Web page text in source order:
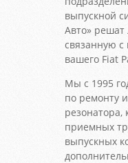
выпускной
Авто»
связанную с
вашего Fiat
Мы с 1995
по ремонту
резонатора,
приемных
выпускных